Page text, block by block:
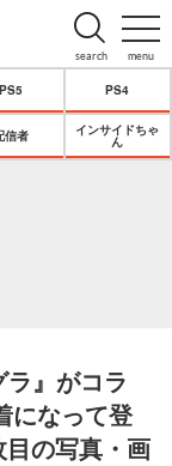
menu
search
PS5 PS4
信者
インサイドちゃ
ん
』がコラ
になって登
の写真・画